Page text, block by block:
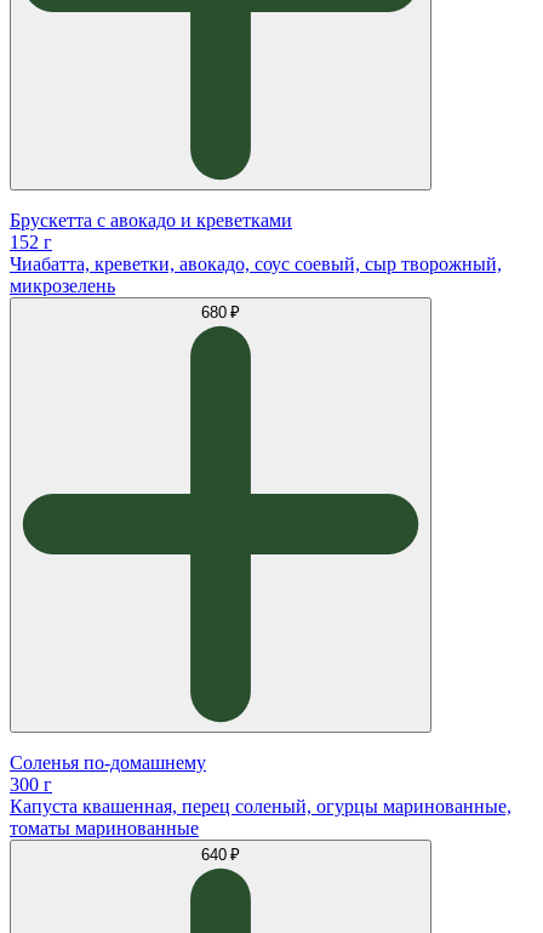
Брускетта с авокадо и креветками
152 г
Чиабатта, креветки, авокадо, соус соевый, сыр творожный,
микрозелень
680 ₽
Соленья по-домашнему
300 г
Капуста квашенная, перец соленый, огурцы маринованные,
томаты маринованные
640 ₽